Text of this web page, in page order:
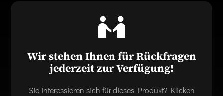
Wir stehen Ihnen für Rückfragen
jederzeit zur Verfügung!
Sie interessieren sich für dieses Produkt? Klicken